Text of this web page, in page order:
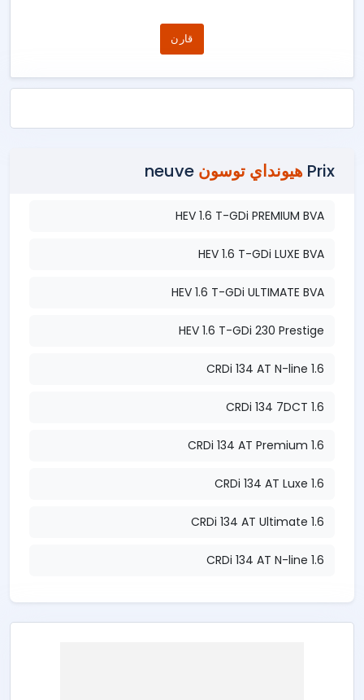
قارن
Prix هيونداي توسون
HEV 1.6 T-GDi PREMIUM BVA
HEV 1.6 T-GDi LUXE BVA
HEV 1.6 T-GDi ULTIMATE BVA
HEV 1.6 T-GDi 230 Prestige
1.6 CRDi 134 AT N-line
1.6 CRDi 134 7DCT
1.6 CRDi 134 AT Premium
1.6 CRDi 134 AT Luxe
1.6 CRDi 134 AT Ultimate
1.6 CRDi 134 AT N-line